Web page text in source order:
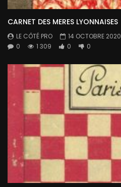
CARNET DES MERES LYONNAISES
LE CÔTÉ PRO
14 OCTOBRE 2020
0
1 309 0 0